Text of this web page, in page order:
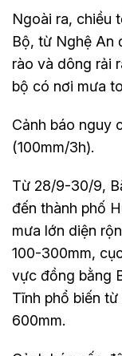
Ngoài ra, chiều
Bộ, từ Nghệ An
rào và dông rải
bộ có nơi mưa
Cảnh báo nguy
(100mm/3h).
Từ 28/9-30/9,
đến thành phố
mưa lớn diện
100-300mm,
vực đồng bằng
Tĩnh phổ biến
600mm.